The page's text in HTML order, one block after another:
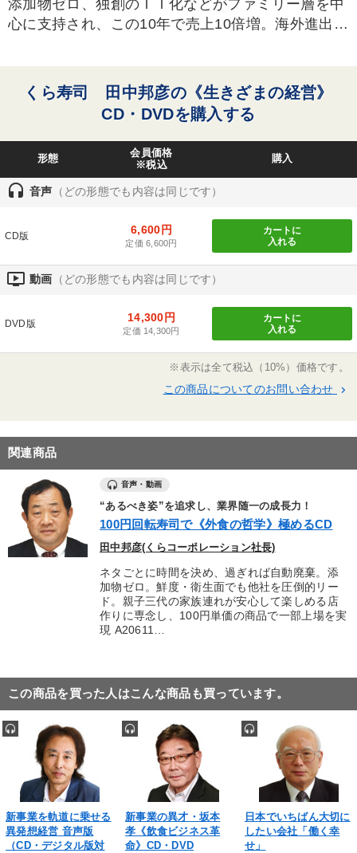
タグ・キーワード
マーケティング お金の授業 IT・デジタル活用
プロ経営者 仕事術・ビジネスハック 株式投資
不動産投資
企業再建 ベンチャー 相続・事業承継
多角化・新規事業 ブランディング
※「更新」を押すと「タグ・キーワード」を更新いただけます。
添加物ゼロ、独創のＩＴ化などがファミリー層を中
心に支持され、この10年で売上10倍増。海外進出に
くら寿司 田中邦彦の《生きざまの経営》
CD・DVDを購入する
形態
会員価格
※税込
購入
headset 音声 （どの形態でも内容は同じです）
CD版 6,600円
定価 6,600円
カートに
入れる
ondemand_video 動画 （どの形態でも内容は同じです）
DVD版 14,300円
定価 14,300円
カートに
入れる
※表示は全て税込（10%）価格です。
この商品についてのお問い合わせ keyboard_arrow_right
関連商品
音声・動画
“あるべき姿”を追求し、業界随一の成長力！
100円回転寿司で《外食の哲学》極めるCD
田中邦彦(くらコーポレーション社長)
ネタごとに時間を決め、過ぎれば自動廃棄。添
加物ゼロ。鮮度・衛生面でも他社を圧倒的リー
ド。親子三代の家族連れが安心して楽しめる店
作りに専念し、100円単価の商品で一部上場を実
現 A20611…
この商品を買った人はこんな商品も買っています。
新事業を軌道に乗せる
異発想経営 音声版
（CD・デジタル版対
新事業の異才・坂本
孝《飲食ビジネス革
命》CD・DVD
日本でいちばん大切に
したい会社「働く幸
せ」